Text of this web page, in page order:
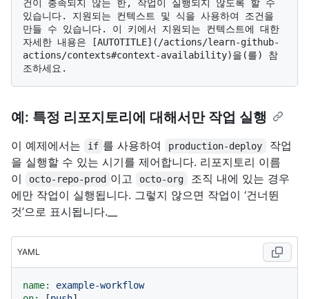
건이 충족되지 않는 한, 작업이 실행되지 않도록 할 수
있습니다. 지원되는 컨텍스트 및 식을 사용하여 조건을
만들 수 있습니다. 이 키에서 지원되는 컨텍스트에 대한
자세한 내용은 [AUTOTITLE](/actions/learn-github-
actions/contexts#context-availability)을(를) 참
예: 특정 리포지토리에 대해서만 작업 실행
이 예제에서는 if 를 사용하여 production-deploy
작업
을 실행할 수 있는 시기를 제어합니다. 리포지토리 이름
이
octo-repo-prod 이고 octo-org
조직 내에 있는 경우
에만 작업이 실행됩니다. 그렇지 않으면 작업이 ‘건너뛴
것’으로 표시됩니다.__
YAML
name:
example-workflow